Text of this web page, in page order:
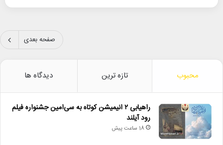
صفحه بعدی
محبوب تازه ترین دیدگاه ها
راهیابی ۲ انیمیشن کوتاه به سی‌امین جشنواره فیلم
رود آیلند
18 ساعت پیش